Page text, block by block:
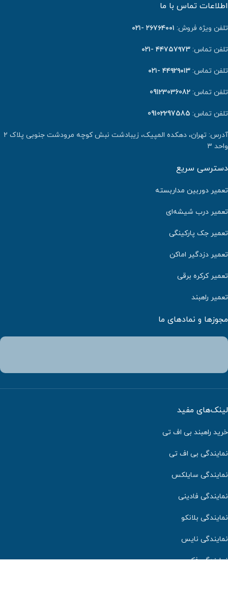
اطلاعات تماس با ما
تلفن ویژه فروش: ٢٦٧٦٤٠٠١ -۰۲۱
تلفن تماس: ۴۴۷۵۷۹۷۳ -۰۲۱
تلفن تماس: ۴۴۹۲۹۰۱۳ -۰۲۱
تلفن تماس: 09123036082
تلفن تماس: 09102297585
آدرس: تهران، دهکده المپیک، زیبادشت نبش کوچه مرودشت جنوبی پلاک ۲
واحد ۳
دسترسی سریع
تعمیر دوربین مداربسته
تعمیر درب شیشه‌ای
تعمیر جک پارکینگی
تعمیر دزدگیر اماکن
تعمیر کرکره برقی
تعمیر راهبند
مجوزها و نمادهای ما
لینک‌های مفید
خرید راهبند بی اف تی
نمایندگی بی اف تی
نمایندگی سایلکس
نمایندگی فادینی
نمایندگی بلانکو
نمایندگی نایس
نمایندگی فک